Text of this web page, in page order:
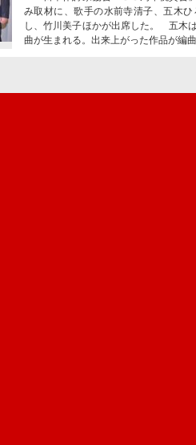
み取材に、歌手の水前寺清子、五木
し、竹川美子ほかが出席した。 五木
曲が生まれる。出来上がった作品が編